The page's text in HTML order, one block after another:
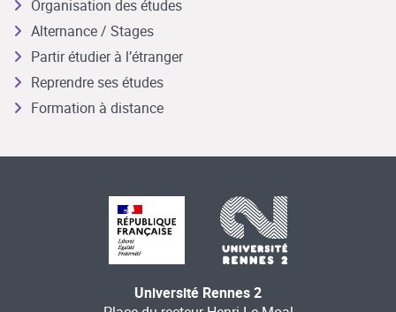
Organisation des études
Alternance / Stages
Partir étudier à l’étranger
Reprendre ses études
Formation à distance
Université Rennes 2